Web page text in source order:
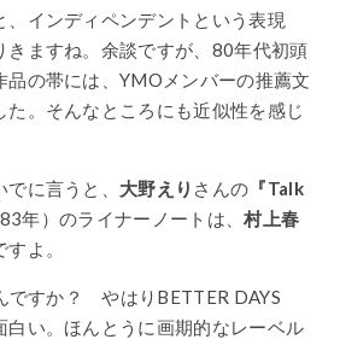
インディペンデントという表現
きますね。余談ですが、80年代初頭
品の帯には、YMOメンバーの推薦文
た。そんなところにも近似性を感じ
に言うと、 大野えり さんの 『Talk
年）のライナーノートは、村上春
よ。
ですか？ やはりBETTER DAYS
白い。ほんとうに画期的なレーベル